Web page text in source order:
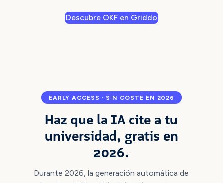
Descubre OKF en Griddo
EARLY ACCESS · SIN COSTE EN 2026
Haz que la IA cite a tu
universidad, gratis en
2026.
Durante 2026, la generación automática de